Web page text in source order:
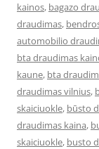
kainos, bagazo
draudimas,
automobilio
bta draudimas
kaune, bta
draudimas vilnius,
skaiciuokle, būsto
draudimas kaina,
skaiciuokle, busto